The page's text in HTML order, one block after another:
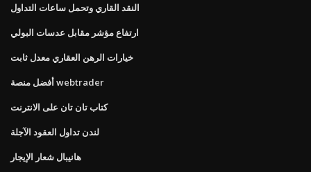
النقد القاري وتحمل ساعات التداول
ارتفاع مؤشر مقابل عدسات البولي
خيارات الرهن العقاري معدل ثابت
أفضل منصة webtrader
كتاب تان تان على الانترنت
لندن تداول العقود الآجلة
هانيبال شعار الإيجار